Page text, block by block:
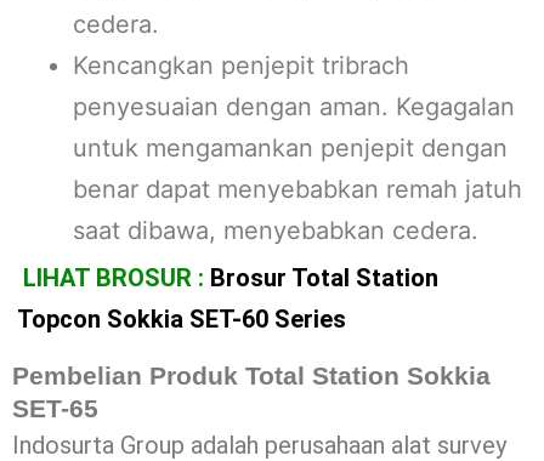
cedera.
Kencangkan penjepit tribrach
penyesuaian dengan aman. Kegagalan
untuk mengamankan penjepit dengan
benar dapat menyebabkan remah jatuh
saat dibawa, menyebabkan cedera.
LIHAT BROSUR : Brosur Total Station
Topcon Sokkia SET-60 Series
Pembelian Produk Total Station Sokkia
SET-65
Indosurta Group adalah perusahaan alat survey